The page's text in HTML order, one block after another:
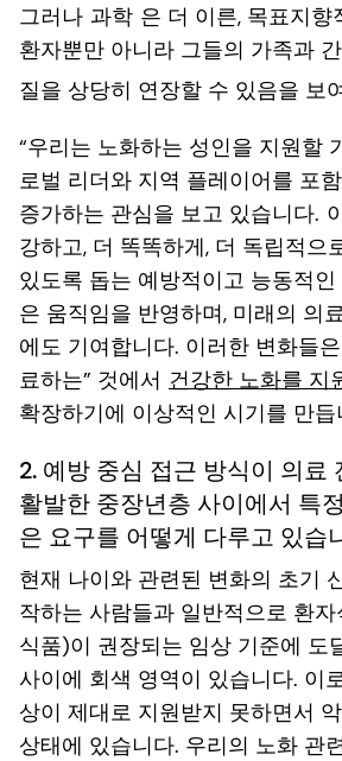
그러나 과학 은 더 이른, 목표지향
환자뿐만 아니라 그들의 가족과
질을 상당히 연장할 수 있음을 보
“우리는 노화하는 성인을 지원할
로벌 리더와 지역 플레이어를 포
증가하는 관심을 보고 있습니다.
강하고, 더 똑똑하게, 더 독립적으
있도록 돕는 예방적이고 능동적
은 움직임을 반영하며, 미래의 의
에도 기여합니다. 이러한 변화들
료하는” 것에서 건강한 노화를 지
확장하기에 이상적인 시기를 만듭
2. 예방 중심 접근 방식이 의료
활발한 중장년층 사이에서 특
은 요구를 어떻게 다루고 있습
현재 나이와 관련된 변화의 초기
작하는 사람들과 일반적으로 환
식품)이 권장되는 임상 기준에 도
사이에 회색 영역이 있습니다. 이
상이 제대로 지원받지 못하면서
상태에 있습니다. 우리의 노화 관